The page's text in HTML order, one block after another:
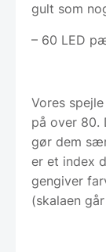
gult som
– 60 LED
Vores
på over 80.
gør dem
er et index
gengiver
(skalaen